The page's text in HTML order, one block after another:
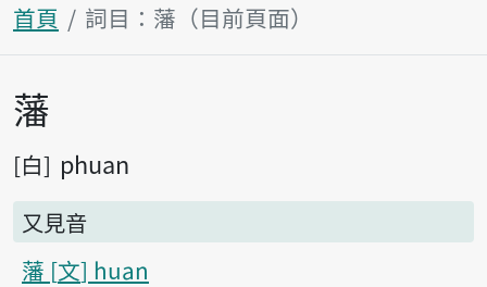
首頁 詞目：藩（目前頁面）
主內容區塊
藩
白 phuan
又見音
藩 文 huan